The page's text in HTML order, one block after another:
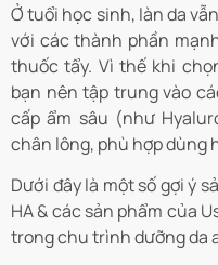
Ở tuổi học sinh, làn da
với các thành phần
thuốc tẩy. Vì thế khi
bạn nên tập trung vào
cấp ẩm sâu (như
chân lông, phù hợp dùng
Dưới đây là một số gợi ý
HA & các sản phẩm của
trong chu trình dưỡng da